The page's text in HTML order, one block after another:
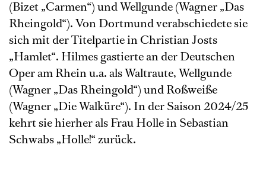
(Bizet „Carmen“) und Wellgunde (Wagner „Das
Rheingold“). Von Dortmund verabschiedete sie
sich mit der Titelpartie in Christian Josts
„Hamlet“. Hilmes gastierte an der Deutschen
Oper am Rhein u.a. als Waltraute, Wellgunde
(Wagner „Das Rheingold“) und Roßweiße
(Wagner „Die Walküre“). In der Saison 2024/25
kehrt sie hierher als Frau Holle in Sebastian
Schwabs „Holle!“ zurück.